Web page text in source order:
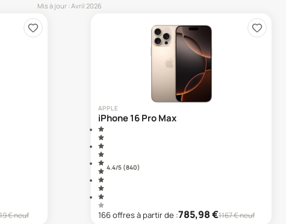
Mis à jour : Avril 2026
€ neuf
APPLE
iPhone 16 Pro Max
4.4/5 (840)
166offresà partir de :785,98€1167€ neuf